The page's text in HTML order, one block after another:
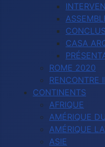
CASA
ROME 2020
RENCONTRE
CONTINENTS
AFRIQUE
AMÉRIQUE
AMÉRIQUE
ASIE